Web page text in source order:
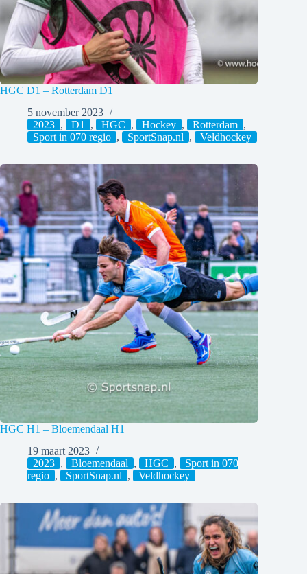
HGC D1 – Rotterdam D1
5 november 2023
2023 , D1 , HGC , Hockey , Rotterdam ,
Sport in 070 regio , SportSnap.nl , Veldhockey
HGC H1 – Bloemendaal H1
19 maart 2023
2023 , Bloemendaal , HGC ,
Sport in 070
regio , SportSnap.nl , Veldhockey